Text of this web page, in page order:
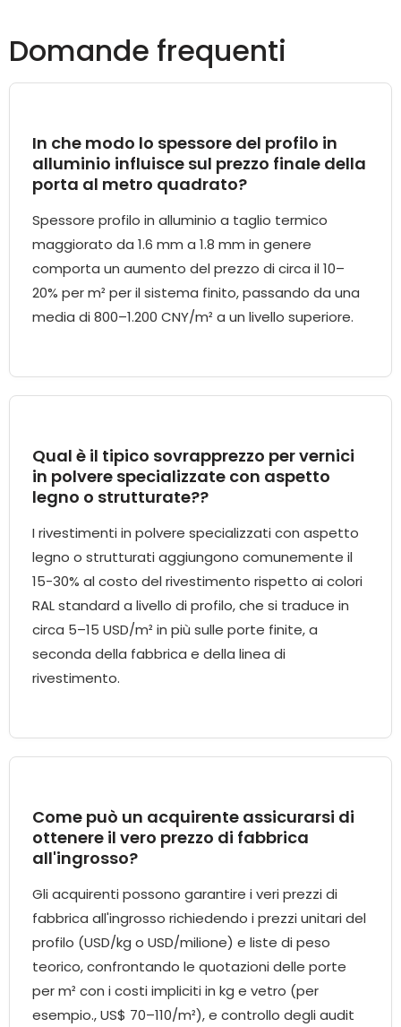
Domande frequenti
In che modo lo spessore del profilo in
alluminio influisce sul prezzo finale della
porta al metro quadrato?
Spessore profilo in alluminio a taglio termico
maggiorato da 1.6 mm a 1.8 mm in genere
comporta un aumento del prezzo di circa il 10–
20% per m² per il sistema finito, passando da una
media di 800–1.200 CNY/m² a un livello superiore.
Qual è il tipico sovrapprezzo per vernici
in polvere specializzate con aspetto
legno o strutturate??
I rivestimenti in polvere specializzati con aspetto
legno o strutturati aggiungono comunemente il
15-30% al costo del rivestimento rispetto ai colori
RAL standard a livello di profilo, che si traduce in
circa 5–15 USD/m² in più sulle porte finite, a
seconda della fabbrica e della linea di
rivestimento.
Come può un acquirente assicurarsi di
ottenere il vero prezzo di fabbrica
all'ingrosso?
Gli acquirenti possono garantire i veri prezzi di
fabbrica all'ingrosso richiedendo i prezzi unitari del
profilo (USD/kg o USD/milione) e liste di peso
teorico, confrontando le quotazioni delle porte
per m² con i costi impliciti in kg e vetro (per
esempio., US$ 70–110/m²), e controllo degli audit